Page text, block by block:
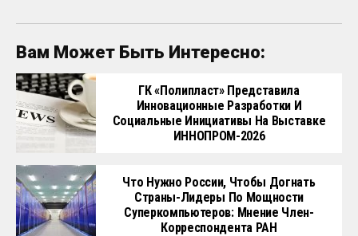
Вам Может Быть Интересно:
ГК «Полипласт» Представила
Инновационные Разработки И
Социальные Инициативы На Выставке
ИННОПРОМ-2026
Что Нужно России, Чтобы Догнать
Страны-Лидеры По Мощности
Суперкомпьютеров: Мнение Член-
Корреспондента РАН